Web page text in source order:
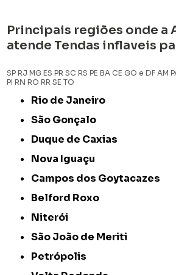
Principais regiões onde a
atende Tendas inflaveis
SP RJ MG ES PR SC RS PE BA CE GO e DF AM
PI RN RO RR SE TO
Rio de Janeiro
São Gonçalo
Duque de Caxias
Nova Iguaçu
Campos dos Goytacazes
Belford Roxo
Niterói
São João de Meriti
Petrópolis